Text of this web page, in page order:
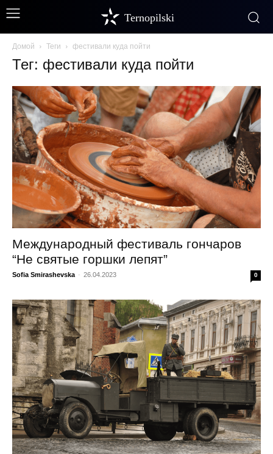
Ternopilski
Домой Теги фестивали куда пойти
Тег: фестивали куда пойти
Международный фестиваль гончаров
“Не святые горшки лепят”
Sofia Smirashevska - 26.04.2023 0